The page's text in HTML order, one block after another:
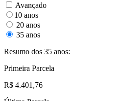
Avançado
10 anos
20 anos
35 anos
Resumo dos 35 anos:
Primeira Parcela
R$ 4.401,76